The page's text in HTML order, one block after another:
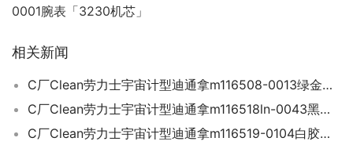
0001腕表「3230机芯」
相关新闻
C厂Clean劳力士宇宙计型迪通拿m116508-0013绿金迪「4130机芯」
C厂Clean劳力士宇宙计型迪通拿m116518ln-0043黑金迪「4130机芯」
C厂Clean劳力士宇宙计型迪通拿m116519-0104白胶迪「4130机芯」